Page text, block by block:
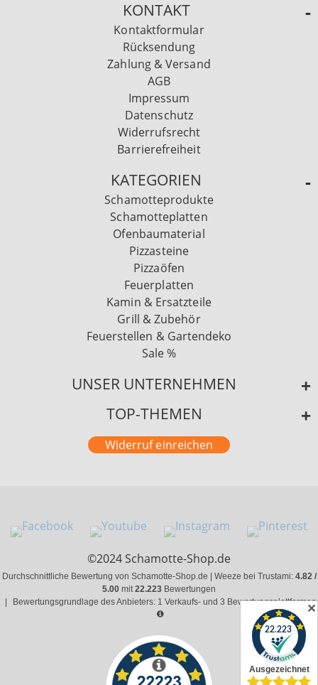
KONTAKT
Kontaktformular
Rücksendung
Zahlung & Versand
AGB
Impressum
Datenschutz
Widerrufsrecht
Barrierefreiheit
KATEGORIEN
Schamotteprodukte
Schamotteplatten
Ofenbaumaterial
Pizzasteine
Pizzaöfen
Feuerplatten
Kamin & Ersatzteile
Grill & Zubehör
Feuerstellen & Gartendeko
Sale %
UNSER UNTERNEHMEN
TOP-THEMEN
Widerruf einreichen
©2024 Schamotte-Shop.de
Durchschnittliche Bewertung von Schamotte-Shop.de | Weeze bei Trustami: 4.82 /
5.00 mit22.223 Bewertungen
Bewertungsgrundlage des Anbieters: 1 Verkaufs- und 3 Bewertungsplattformen
✕